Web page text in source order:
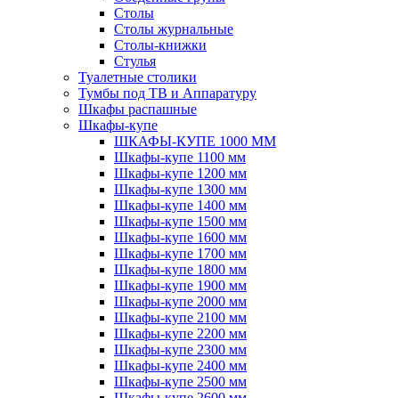
Столы
Столы журнальные
Столы-книжки
Стулья
Туалетные столики
Тумбы под ТВ и Аппаратуру
Шкафы распашные
Шкафы-купе
ШКАФЫ-КУПЕ 1000 ММ
Шкафы-купе 1100 мм
Шкафы-купе 1200 мм
Шкафы-купе 1300 мм
Шкафы-купе 1400 мм
Шкафы-купе 1500 мм
Шкафы-купе 1600 мм
Шкафы-купе 1700 мм
Шкафы-купе 1800 мм
Шкафы-купе 1900 мм
Шкафы-купе 2000 мм
Шкафы-купе 2100 мм
Шкафы-купе 2200 мм
Шкафы-купе 2300 мм
Шкафы-купе 2400 мм
Шкафы-купе 2500 мм